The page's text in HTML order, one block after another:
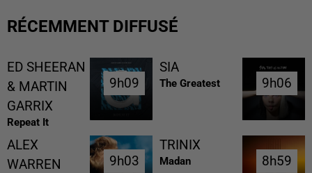
RÉCEMMENT DIFFUSÉ
ED SHEERAN
& MARTIN
GARRIX
Repeat It
9h09
9h09
SIA
The Greatest 9h06
9h06
ALEX
WARREN
9h03
9h03
TRINIX
Madan 8h59
8h59